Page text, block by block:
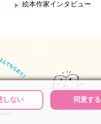
絵本作家インタビュー
しない 同意する